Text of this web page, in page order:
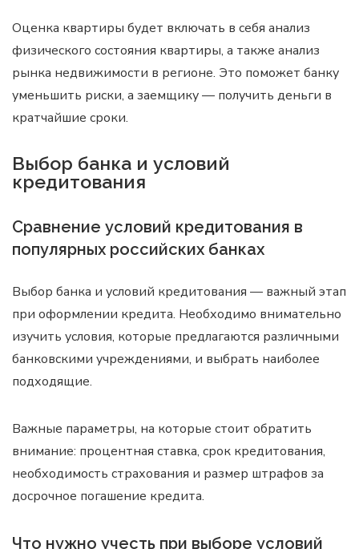
Оценка квартиры будет включать в себя анализ
физического состояния квартиры, а также анализ
рынка недвижимости в регионе. Это поможет банку
уменьшить риски, а заемщику — получить деньги в
кратчайшие сроки.
Выбор банка и условий
кредитования
Сравнение условий кредитования в
популярных российских банках
Выбор банка и условий кредитования — важный этап
при оформлении кредита. Необходимо внимательно
изучить условия, которые предлагаются различными
банковскими учреждениями, и выбрать наиболее
подходящие.
Важные параметры, на которые стоит обратить
внимание: процентная ставка, срок кредитования,
необходимость страхования и размер штрафов за
досрочное погашение кредита.
Что нужно учесть при выборе условий